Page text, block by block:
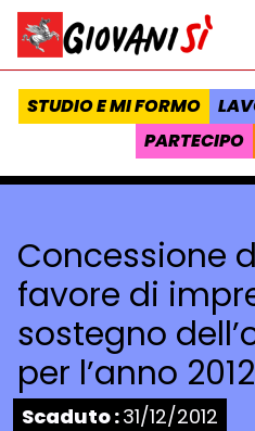
Vai al contenuto
Homepage Giovanisì -
STUDIO E MI FORMO
PARTECIPO
Concessione
favore di
sostegno
per l’anno 2012
Stato:
Scaduto :31/12/2012